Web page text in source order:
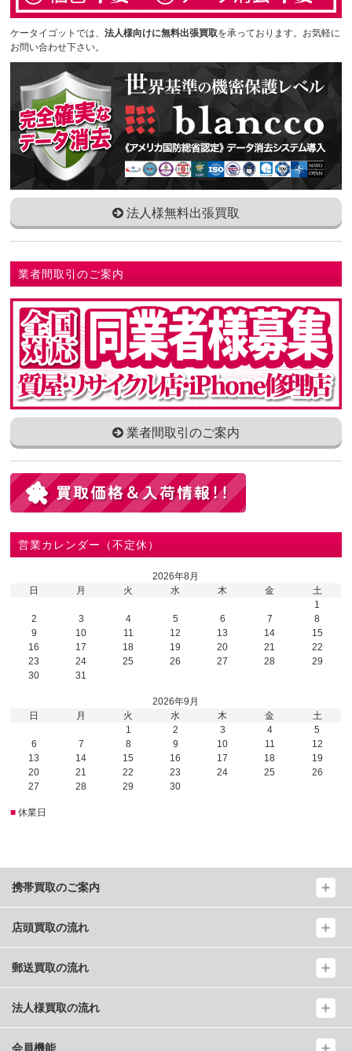
ケータイゴットでは、法人様向けに無料出張買取を承っております。お気軽に
お問い合わせ下さい。
法人様無料出張買取
業者間取引のご案内
業者間取引のご案内
営業カレンダー（不定休）
2026年8月
日
月 火 水 木 金
土
1
2
3 4 5 6 7
8
9
10 11 12 13 14
15
16
17 18 19 20 21
22
23
24 25 26 27 28
29
30
31
2026年9月
日
月 火 水 木 金
土
1
2 3 4
5
6
7 8 9 10 11
12
13
14 15 16 17 18
19
20
21 22 23 24 25
26
27
28 29 30
■ 休業日
携帯買取のご案内
店頭買取の流れ
郵送買取の流れ
法人様買取の流れ
会員機能